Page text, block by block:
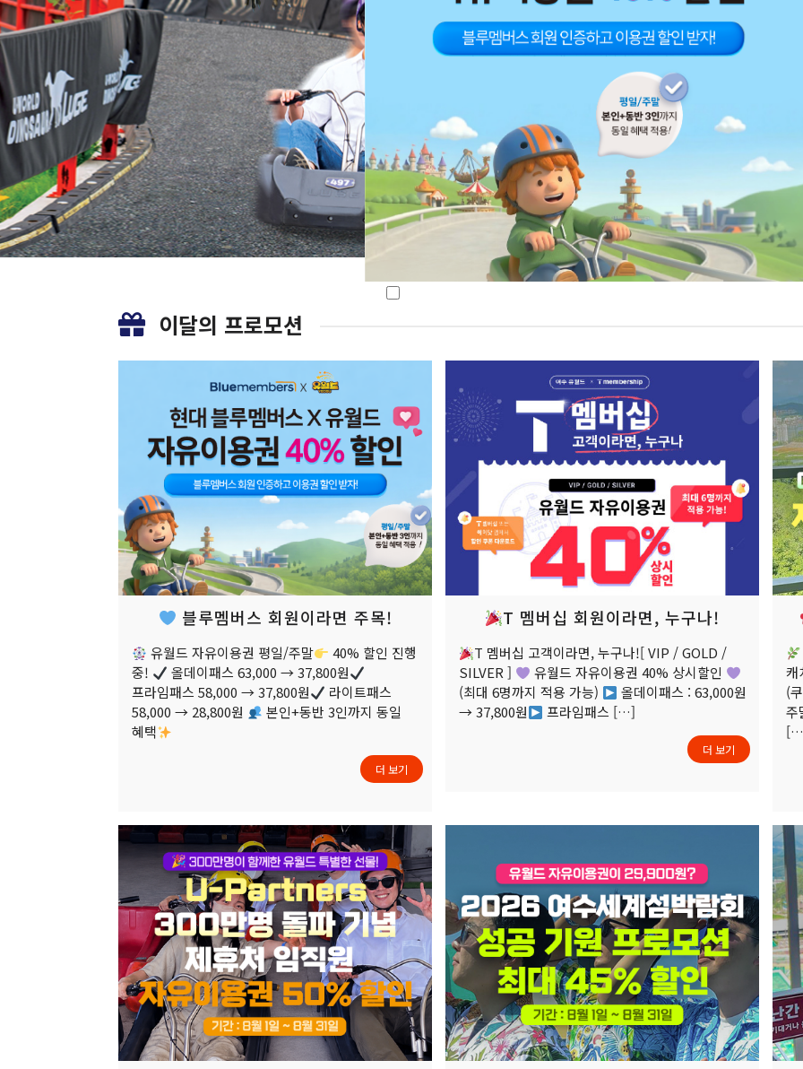
이달의 프로모션
블루멤버스 회원이라면 주목!
유월드 자유이용권 평일/주말
40% 할인 진행
중!
올데이패스 63,000 → 37,800원
프라임패스 58,000 → 37,800원
라이트패스
58,000 → 28,800원
본인+동반 3인까지 동일
혜택
더 보기
T 멤버십 회원이라면, 누구나!
T 멤버십 고객이라면, 누구나![ VIP / GOLD /
SILVER ]
유월드 자유이용권 40% 상시할인
(최대 6명까지 적용 가능)
올데이패스 : 63,000원
→ 37,800원
프라임패스 […]
더 보기
(
주